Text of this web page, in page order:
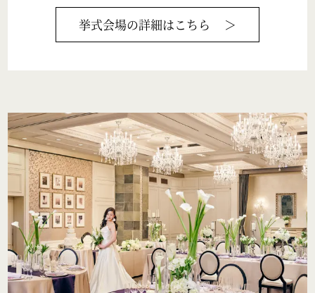
挙式会場の詳細はこちら